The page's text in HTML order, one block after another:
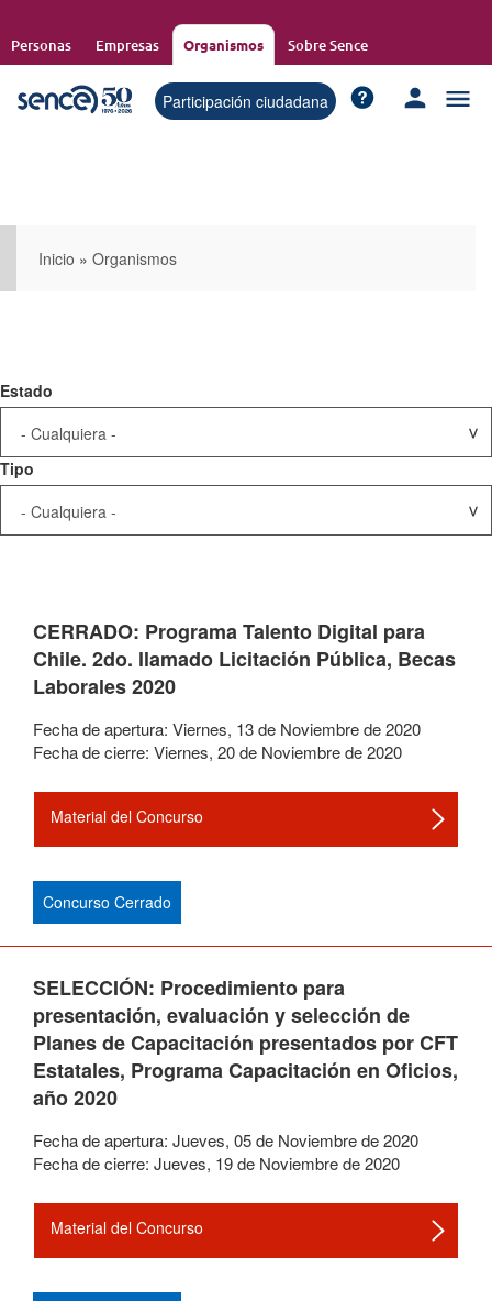
contenido
Personas Empresas Organismos Sobre Sence
Participación ciudadana
Inicio » Organismos
Estado
Tipo
CERRADO: Programa Talento Digital para
Chile. 2do. llamado Licitación Pública, Becas
Laborales 2020
Fecha de apertura: Viernes, 13de Noviembrede2020
Fecha de cierre: Viernes, 20de Noviembrede2020
Material del Concurso
Concurso Cerrado
SELECCIÓN: Procedimiento para
presentación, evaluación y selección de
Planes de Capacitación presentados por CFT
Estatales, Programa Capacitación en Oficios,
año 2020
Fecha de apertura: Jueves, 05de Noviembrede2020
Fecha de cierre: Jueves, 19de Noviembrede2020
Material del Concurso